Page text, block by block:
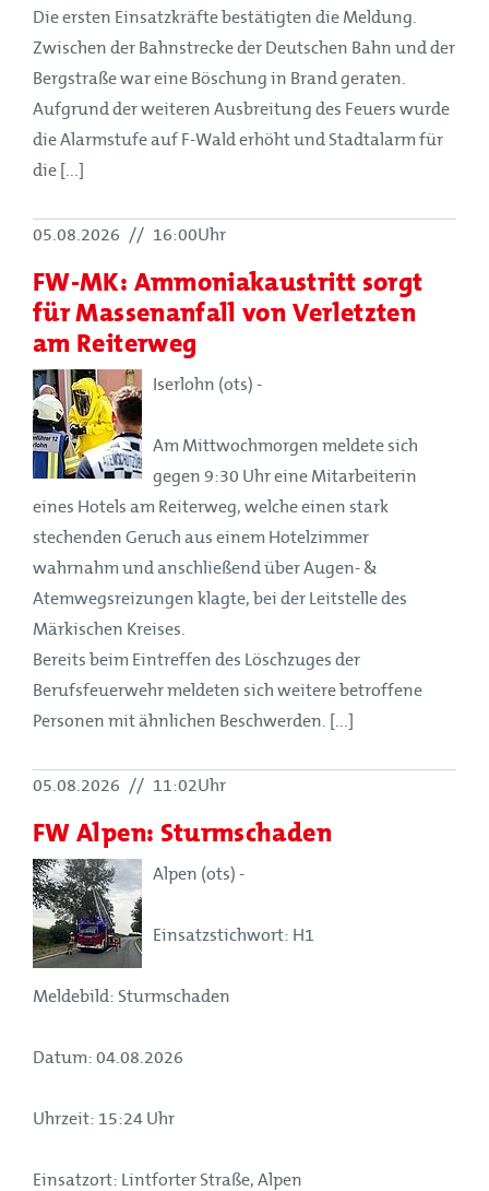
Die ersten Einsatzkräfte bestätigten die Meldung.
Zwischen der Bahnstrecke der Deutschen Bahn und der
Bergstraße war eine Böschung in Brand geraten.
Aufgrund der weiteren Ausbreitung des Feuers wurde
die Alarmstufe auf F-Wald erhöht und Stadtalarm für
die [...]
05.08.2026 // 16:00Uhr
FW-MK: Ammoniakaustritt sorgt
für Massenanfall von Verletzten
am Reiterweg
Iserlohn (ots) -
Am Mittwochmorgen meldete sich
gegen 9:30 Uhr eine Mitarbeiterin
eines Hotels am Reiterweg, welche einen stark
stechenden Geruch aus einem Hotelzimmer
wahrnahm und anschließend über Augen- &
Atemwegsreizungen klagte, bei der Leitstelle des
Märkischen Kreises.
Bereits beim Eintreffen des Löschzuges der
Berufsfeuerwehr meldeten sich weitere betroffene
Personen mit ähnlichen Beschwerden. [...]
05.08.2026 // 11:02Uhr
FW Alpen: Sturmschaden
Alpen (ots) -
Einsatzstichwort: H1
Meldebild: Sturmschaden
Datum: 04.08.2026
Uhrzeit: 15:24 Uhr
Einsatzort: Lintforter Straße, Alpen